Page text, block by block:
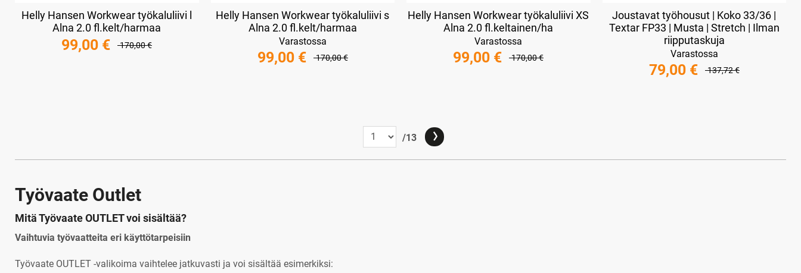
Helly Hansen Workwear työkaluliivi l
Alna 2.0 fl.kelt/harmaa
99,00 € 170,00 €
Helly Hansen Workwear työkaluliivi s
Alna 2.0 fl.kelt/harmaa
Varastossa
99,00 € 170,00 €
Helly Hansen Workwear työkaluliivi XS
Alna 2.0 fl.keltainen/ha
Varastossa
99,00 € 170,00 €
Joustavat työhousut | Koko 33/36 |
Textar FP33 | Musta | Stretch | Ilman
riipputaskuja
Varastossa
79,00 € 137,72 €
/13
Työvaate Outlet
Mitä Työvaate OUTLET voi sisältää?
Vaihtuvia työvaatteita eri käyttötarpeisiin
Työvaate OUTLET -valikoima vaihtelee jatkuvasti ja voi sisältää esimerkiksi: